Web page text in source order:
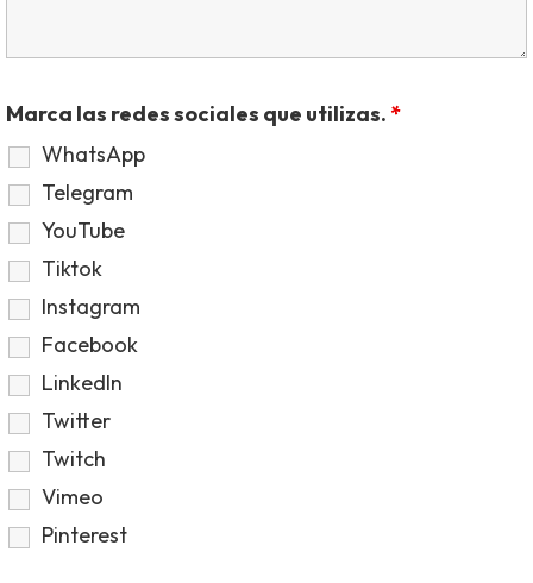
Marca las redes sociales que utilizas. *
WhatsApp
Telegram
YouTube
Tiktok
Instagram
Facebook
LinkedIn
Twitter
Twitch
Vimeo
Pinterest